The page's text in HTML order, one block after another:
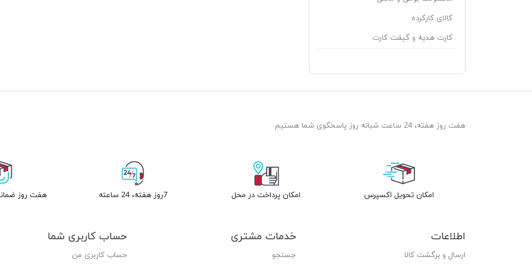
کالای کارکرده
کارت هدیه و گیفت کارت
هفت روز هفته، 24 ساعت شبانه روز پاسخگوی شما هستیم
امکان تحویل اکسپرس امکان پرداخت در محل 7روز هفته، 24 ساعته هفت روز
اطلاعات
ارسال و برگشت کالا
خدمات مشتری
جستجو
حساب کاربری شما
حساب کاربری من